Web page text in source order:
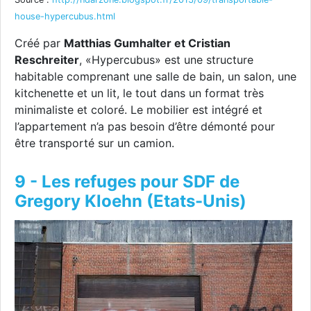
house-hypercubus.html
Créé par Matthias Gumhalter et Cristian
Reschreiter, «Hypercubus» est une structure
habitable comprenant une salle de bain, un salon, une
kitchenette et un lit, le tout dans un format très
minimaliste et coloré. Le mobilier est intégré et
l’appartement n’a pas besoin d’être démonté pour
être transporté sur un camion.
9 - Les refuges pour SDF de
Gregory Kloehn (Etats-Unis)